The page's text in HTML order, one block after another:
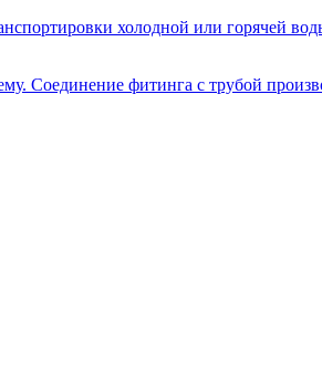
холодной или горячей
Соединение фитинга с трубой